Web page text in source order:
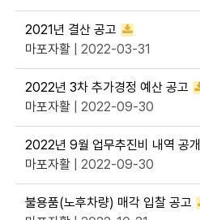
2021년 결산 공고
마포자활 | 2022-03-31
2022년 3차 추가경정 예산 공고
마포자활 | 2022-09-30
2022년 9월 업무추진비 내역 공개
마포자활 | 2022-09-30
불용품(노후차량) 매각 입찰 공고